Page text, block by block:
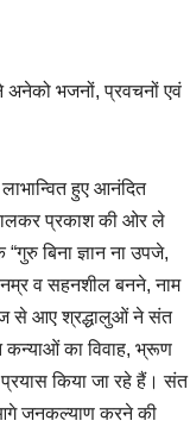
अनेको भजनों, प्रवचनों एवं
हुए आनंदित
प्रकाश की ओर ले
बिना ज्ञान ना उपजे,
व सहनशील बनने, नाम
से आए श्रद्धालुओं ने संत
कन्याओं का विवाह, भ्रूण
किया जा रहे हैं। संत
आगे जनकल्याण करने की